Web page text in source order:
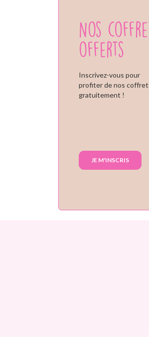
Nos
offerts
Inscrivez-vous pour
profiter de nos
gratuitement !
JE M'INSCRIS